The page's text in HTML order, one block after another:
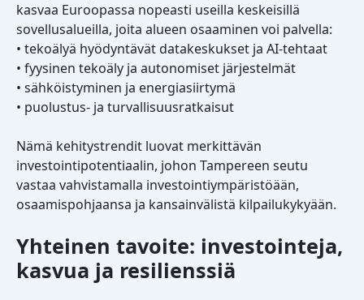
kasvaa Euroopassa nopeasti useilla keskeisillä
sovellusalueilla, joita alueen osaaminen voi palvella:
• tekoälyä hyödyntävät datakeskukset ja AI-tehtaat
• fyysinen tekoäly ja autonomiset järjestelmät
• sähköistyminen ja energiasiirtymä
• puolustus- ja turvallisuusratkaisut
Nämä kehitystrendit luovat merkittävän
investointipotentiaalin, johon Tampereen seutu
vastaa vahvistamalla investointiympäristöään,
osaamispohjaansa ja kansainvälistä kilpailukykyään.
Yhteinen tavoite: investointeja,
kasvua ja resilienssiä